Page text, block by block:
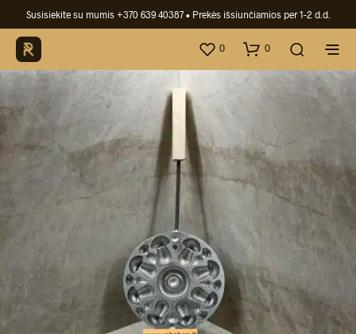
Susisiekite su mumis +370 639 40387• Prekės išsiunčiamios per 1-2 d.d.
0 0